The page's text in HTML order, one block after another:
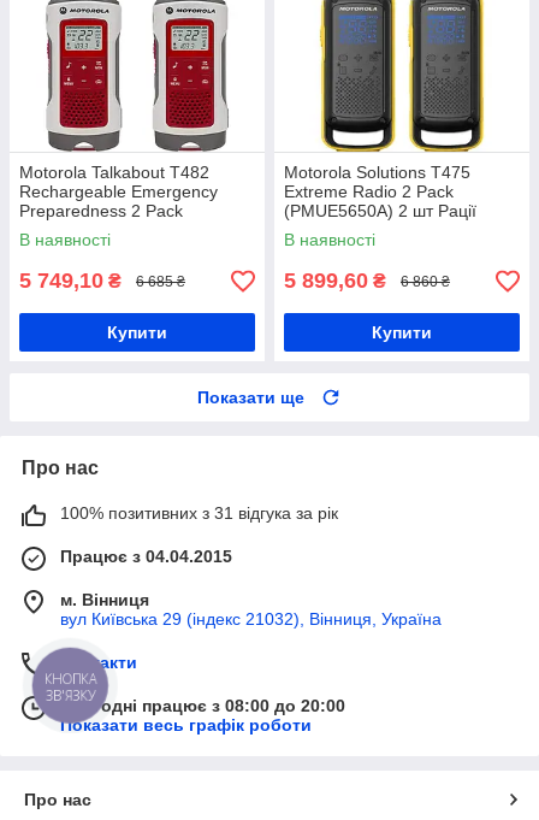
Motorola Talkabout T482
Rechargeable Emergency
Preparedness 2 Pack
(PMUE5502A) 2 шт Рації
В наявності
5 749,10 ₴ 6 685 ₴
Купити
Motorola Solutions T475
Extreme Radio 2 Pack
(PMUE5650A) 2 шт Рації
В наявності
5 899,60 ₴ 6 860 ₴
Купити
Показати ще
Про нас
100% позитивних з 31 відгука за рік
Працює з 04.04.2015
м. Вінниця
вул Київська 29 (індекс 21032), Вінниця, Україна
Контакти
Сьогодні працює з 08:00 до 20:00
Показати весь графік роботи
Про нас
КНОПКА
ЗВ'ЯЗКУ